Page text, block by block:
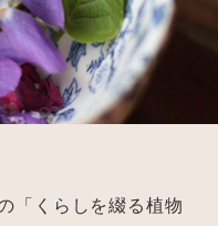
「くらしを綴る植物